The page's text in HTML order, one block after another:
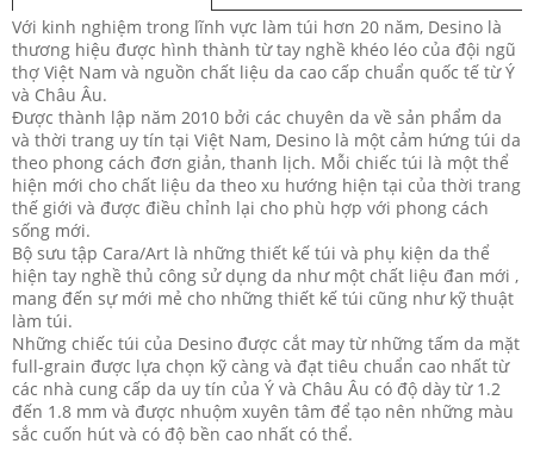
Với kinh nghiệm trong lĩnh vực làm túi hơn 20 năm, Desino là
thương hiệu được hình thành từ tay nghề khéo léo của đội ngũ
thợ Việt Nam và nguồn chất liệu da cao cấp chuẩn quốc tế từ Ý
và Châu Âu.
Được thành lập năm 2010 bởi các chuyên da về sản phẩm da
và thời trang uy tín tại Việt Nam, Desino là một cảm hứng túi da
theo phong cách đơn giản, thanh lịch. Mỗi chiếc túi là một thể
hiện mới cho chất liệu da theo xu hướng hiện tại của thời trang
thế giới và được điều chỉnh lại cho phù hợp với phong cách
sống mới.
Bộ sưu tập Cara/Art là những thiết kế túi và phụ kiện da thể
hiện tay nghề thủ công sử dụng da như một chất liệu đan mới ,
mang đến sự mới mẻ cho những thiết kế túi cũng như kỹ thuật
làm túi.
Những chiếc túi của Desino được cắt may từ những tấm da mặt
full-grain được lựa chọn kỹ càng và đạt tiêu chuẩn cao nhất từ
các nhà cung cấp da uy tín của Ý và Châu Âu có độ dày từ 1.2
đến 1.8 mm và được nhuộm xuyên tâm để tạo nên những màu
sắc cuốn hút và có độ bền cao nhất có thể.